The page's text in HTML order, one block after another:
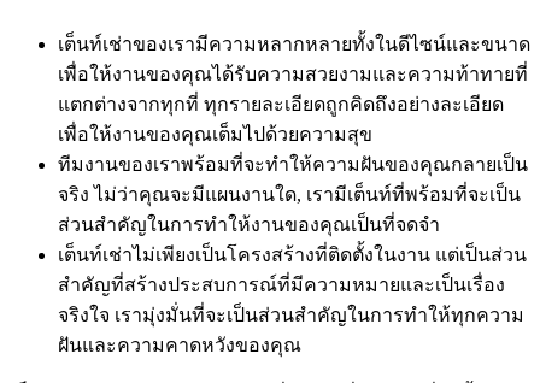
เต็นท์เช่าของเรามีความหลากหลายทั้งในดีไซน์และขนาด
เพื่อให้งานของคุณได้รับความสวยงามและความท้าทายที่
แตกต่างจากทุกที่ ทุกรายละเอียดถูกคิดถึงอย่างละเอียด
เพื่อให้งานของคุณเต็มไปด้วยความสุข
ทีมงานของเราพร้อมที่จะทำให้ความฝันของคุณกลายเป็น
จริง ไม่ว่าคุณจะมีแผนงานใด, เรามีเต็นท์ที่พร้อมที่จะเป็น
ส่วนสำคัญในการทำให้งานของคุณเป็นที่จดจำ
เต็นท์เช่าไม่เพียงเป็นโครงสร้างที่ติดตั้งในงาน แต่เป็นส่วน
สำคัญที่สร้างประสบการณ์ที่มีความหมายและเป็นเรื่อง
จริงใจ เรามุ่งมั่นที่จะเป็นส่วนสำคัญในการทำให้ทุกความ
ฝันและความคาดหวังของคุณ